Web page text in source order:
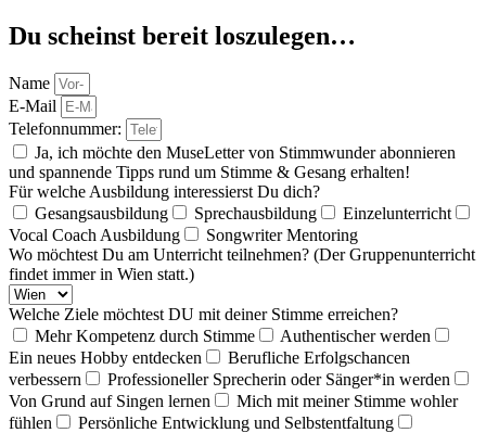
Du scheinst bereit loszulegen…
Name
E-Mail
Telefonnummer:
Ja, ich möchte den MuseLetter von Stimmwunder abonnieren
und spannende Tipps rund um Stimme & Gesang erhalten!
Für welche Ausbildung interessierst Du dich?
Gesangsausbildung
Sprechausbildung
Einzelunterricht
Vocal Coach Ausbildung
Songwriter Mentoring
Wo möchtest Du am Unterricht teilnehmen? (Der Gruppenunterricht
findet immer in Wien statt.)
Welche Ziele möchtest DU mit deiner Stimme erreichen?
Mehr Kompetenz durch Stimme
Authentischer werden
Ein neues Hobby entdecken
Berufliche Erfolgschancen
verbessern
Professioneller Sprecherin oder Sänger*in werden
Von Grund auf Singen lernen
Mich mit meiner Stimme wohler
fühlen
Persönliche Entwicklung und Selbstentfaltung